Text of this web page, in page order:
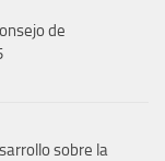
de
sobre la